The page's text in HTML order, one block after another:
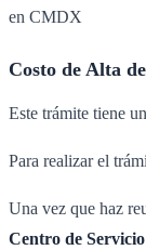
en CMDX
Costo de Alta
Este trámite tiene
Para realizar el
Una vez que haz
Centro de